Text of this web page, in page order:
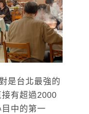
是台北最強的
有超過2000
中的第一